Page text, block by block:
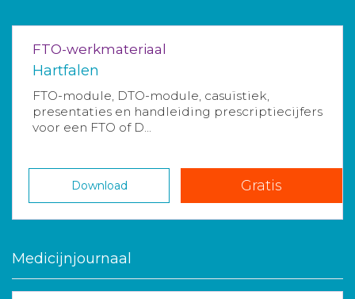
FTO-werkmateriaal
Hartfalen
FTO-module, DTO-module, casuïstiek,
presentaties en handleiding prescriptiecijfers
voor een FTO of D...
Download Gratis
Medicijnjournaal